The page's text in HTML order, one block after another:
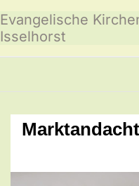
Evangelische
Isselhorst
Marktandacht